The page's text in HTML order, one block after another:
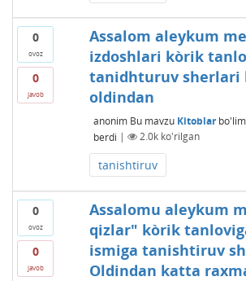
0
ovoz
0
javob
Assalom aleykum
izdoshlari kòrik
tanidhturuv sherlari
oldindan
anonim Bu mavzu Kitoblar
berdi | 2.0kko'rilgan
tanishtiruv
0
ovoz
0
javob
Assalomu aleykum
qizlar" kòrik
ismiga tanishtiruv
Oldindan katta